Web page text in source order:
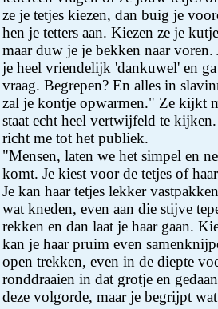
ze je tetjes kiezen, dan buig je
hen je tetters aan. Kiezen ze je
maar duw je je bekken naar voren.
je heel vriendelijk 'dankuwel' en
vraag. Begrepen? En alles in
zal je kontje opwarmen." Ze kijkt
staat echt heel vertwijfeld te
richt me tot het publiek.
"Mensen, laten we het simpel en
komt. Je kiest voor de tetjes of
Je kan haar tetjes lekker
wat kneden, even aan die stijve
rekken en dan laat je haar gaan.
kan je haar pruim even
open trekken, even in de diepte
ronddraaien in dat grotje en
deze volgorde, maar je begrijpt